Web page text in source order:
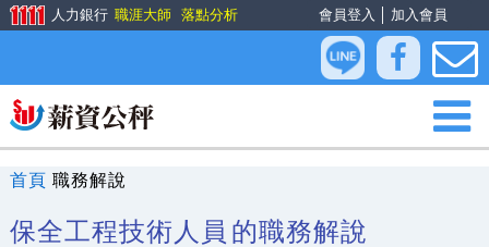
會員登入 加入會員
人力銀行 職涯大師 落點分析
首頁 職務解說
保全工程技術人員 的職務解說